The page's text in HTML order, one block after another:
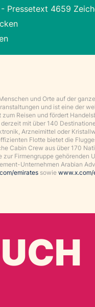
- Pressetext 4659
und Orte auf der
und ist eine der
zum Reisen und fördert
mit über 140
Arzneimittel oder
Flotte bietet die
Cabin Crew aus über 170
zur Firmengruppe gehörenden
Unternehmen Arabian
emirates sowie www.x.com/